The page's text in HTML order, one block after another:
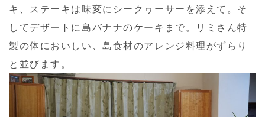
キ、ステーキは味変にシークヮーサーを添えて。そ
してデザートに島バナナのケーキまで。リミさん特
製の体においしい、島食材のアレンジ料理がずらり
と並びます。